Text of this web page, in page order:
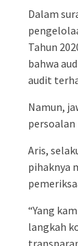
Dalam
Tahun
bahwa
audit
Namun,
persoalan
Aris,
pihaknya
“Yang
langkah